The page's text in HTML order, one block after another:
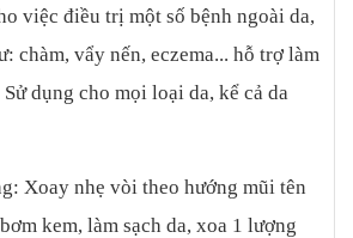
việc điều trị một số bệnh ngoài da,
chàm, vẩy nến, eczema... hỗ trợ làm
dụng cho mọi loại da, kể cả da
Xoay nhẹ vòi theo hướng mũi tên
kem, làm sạch da, xoa 1 lượng